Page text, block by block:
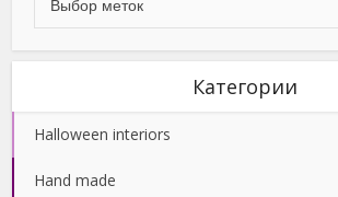
Категории
Halloween interiors
Hand made